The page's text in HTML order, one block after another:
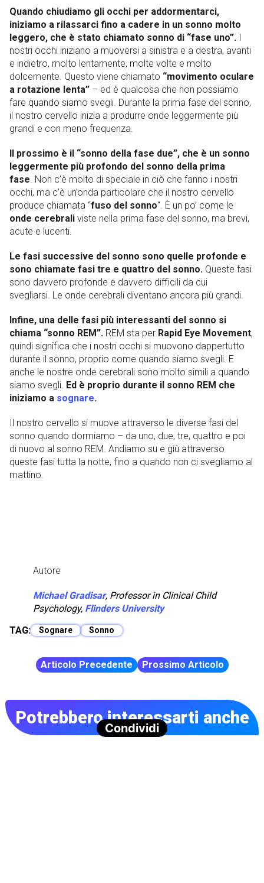
Quando chiudiamo gli occhi per addormentarci,
iniziamo a rilassarci fino a cadere in un sonno molto
leggero, che è stato chiamato sonno di “fase uno”. I
nostri occhi iniziano a muoversi a sinistra e a destra, avanti
e indietro, molto lentamente, molte volte e molto
dolcemente. Questo viene chiamato “movimento oculare
a rotazione lenta” – ed è qualcosa che non possiamo
fare quando siamo svegli. Durante la prima fase del sonno,
il nostro cervello inizia a produrre onde leggermente più
grandi e con meno frequenza.
Il prossimo è il “sonno della fase due”, che è un sonno
leggermente più profondo del sonno della prima
fase . Non c’è molto di speciale in ciò che fanno i nostri
occhi, ma c’è un’onda particolare che il nostro cervello
produce chiamata “fuso del sonno“. È un po’ come le
onde cerebrali viste nella prima fase del sonno, ma brevi,
acute e lucenti.
Le fasi successive del sonno sono quelle profonde e
sono chiamate fasi tre e quattro del sonno. Queste fasi
sono davvero profonde e davvero difficili da cui
svegliarsi. Le onde cerebrali diventano ancora più grandi.
Infine, una delle fasi più interessanti del sonno si
chiama “sonno REM”. REM sta per Rapid Eye Movement,
quindi significa che i nostri occhi si muovono dappertutto
durante il sonno, proprio come quando siamo svegli. E
anche le nostre onde cerebrali sono molto simili a quando
siamo svegli. Ed è proprio durante il sonno REM che
iniziamo a sognare.
Il nostro cervello si muove attraverso le diverse fasi del
sonno quando dormiamo – da uno, due, tre, quattro e poi
di nuovo al sonno REM. Andiamo su e giù attraverso
queste fasi tutta la notte, fino a quando non ci svegliamo al
mattino.
Autore
Michael Gradisar, Professor in Clinical Child
Psychology, Flinders University
TAG:
Sognare Sonno
Articolo Precedente Prossimo Articolo
Potrebbero interessarti anche
Condividi